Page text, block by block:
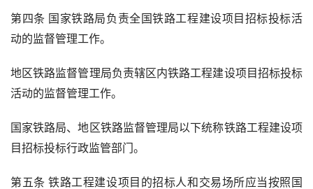
第四条 国家铁路局负责全国铁路工程建设项目招标投标活
动的监督管理工作。
地区铁路监督管理局负责辖区内铁路工程建设项目招标投标
活动的监督管理工作。
国家铁路局、地区铁路监督管理局以下统称铁路工程建设项
目招标投标行政监管部门。
第五条 铁路工程建设项目的招标人和交易场所应当按照国